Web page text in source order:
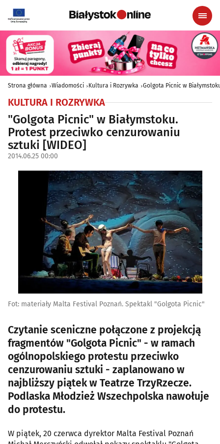
Strona główna Wiadomości Kultura i Rozrywka Golgota Picnic w
KULTURA I ROZRYWKA
"Golgota Picnic" w Białymstoku.
Protest przeciwko cenzurowaniu
sztuki [WIDEO]
2014.06.25 00:00
Fot: materiały Malta Festival Poznań. Spektakl "Golgota Picnic"
Czytanie sceniczne połączone z projekcją
fragmentów "Golgota Picnic" - w ramach
ogólnopolskiego protestu przeciwko
cenzurowaniu sztuki - zaplanowano w
najbliższy piątek w Teatrze TrzyRzecze.
Podlaska Młodzież Wszechpolska nawołuje
do protestu.
W piątek, 20 czerwca dyrektor Malta Festival Poznań